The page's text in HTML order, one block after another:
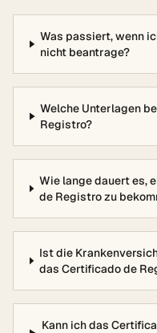
Was passiert, wenn
nicht beantrage?
Welche Unterlagen
Registro?
Wie lange dauert es,
de Registro zu
Ist die
das Certificado de
Kann ich das